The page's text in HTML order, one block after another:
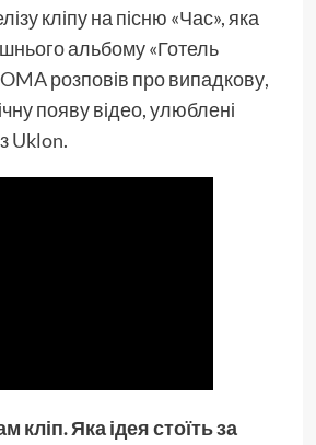
кліпу на пісню «Час», яка
альбому «Готель
розповів про випадкову,
появу відео, улюблені
Uklon.
кліп. Яка ідея стоїть за